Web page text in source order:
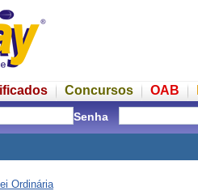
Concursos OAB
Senha
Ordinária